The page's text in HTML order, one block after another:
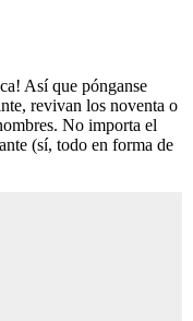
Así que pónganse
revivan los noventa o
No importa el
(sí, todo en forma de